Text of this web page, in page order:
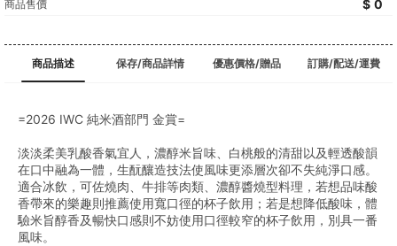
商品售價 0
商品描述 保存/商品詳情 優惠價格/贈品 訂購/配送/運費
=2026 IWC 純米酒部門 金賞=
淡淡柔美乳酸香氣宜人，濃醇米旨味、白桃般的清甜以及輕透酸韻
在口中融為一體，生酛釀造技法使風味更添層次卻不失純淨口感。
適合冰飲，可佐燒肉、牛排等肉類、濃醇醬燒型料理，若想品味酸
香帶來的樂趣則推薦使用寬口徑的杯子飲用；若是想降低酸味，體
驗米旨醇香及暢快口感則不妨使用口徑較窄的杯子飲用，別具一番
風味。